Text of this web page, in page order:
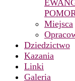
Miejsca
Dziedzictwo
Kazania
Linki
Galeria